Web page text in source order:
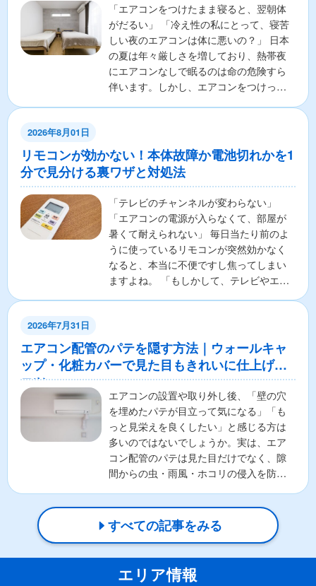
「エアコンをつけたまま寝ると、翌朝体
がだるい」 「冷え性の私にとって、寝苦
しい夜のエアコンは体に悪いの？」 日本
の夏は年々厳しさを増しており、熱帯夜
にエアコンなしで眠るのは命の危険すら
伴います。しかし、エアコンをつけっぱ
2026年8月01日
リモコンが効かない！本体故障か電池切れかを1
分で見分ける裏ワザと対処法
「テレビのチャンネルが変わらない」
「エアコンの電源が入らなくて、部屋が
暑くて耐えられない」 毎日当たり前のよ
うに使っているリモコンが突然効かなく
なると、本当に不便ですし焦ってしまい
ますよね。 「もしかして、テレビやエア
2026年7月31日
エアコン配管のパテを隠す方法｜ウォールキャ
ップ・化粧カバーで見た目もきれいに仕上げる
コツ
エアコンの設置や取り外し後、「壁の穴
を埋めたパテが目立って気になる」「も
っと見栄えを良くしたい」と感じる方は
多いのではないでしょうか。実は、エア
コン配管のパテは見た目だけでなく、隙
間からの虫・雨風・ホコリの侵入を防ぐ
すべての記事をみる
エリア情報